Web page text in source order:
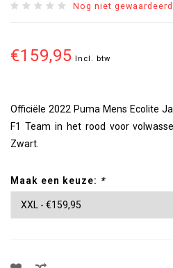
Nog niet gewaardeerd
€159,95 Incl. btw
Officiële 2022 Puma Mens Ecolite
F1 Team in het rood voor
Zwart.
Maak een keuze: *